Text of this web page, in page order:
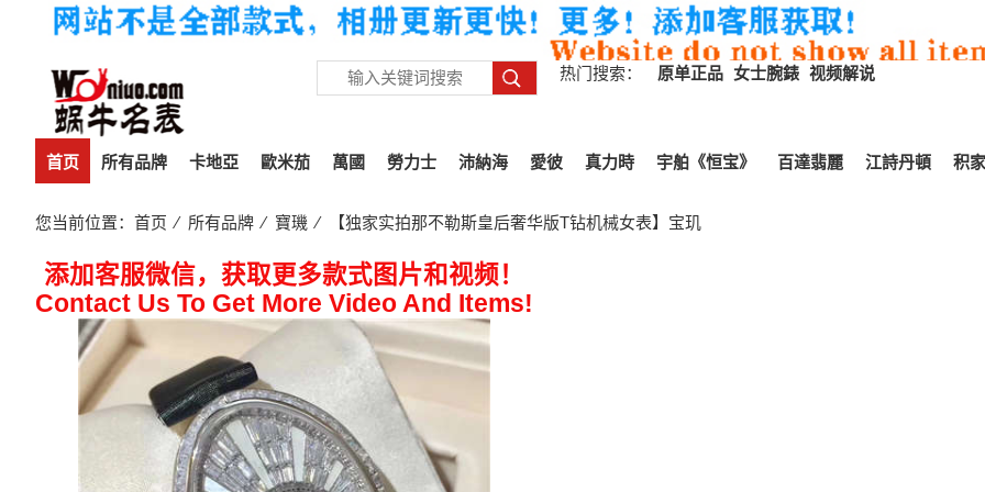
热门搜索： 原单正品 女士腕錶 视频解说
首页 所有品牌 卡地亞 歐米茄 萬國 勞力士 沛納海 愛彼 真力時 宇舶《恒宝》 百達翡麗 江詩丹頓 积家
您当前位置： 首页 ⁄ 所有品牌 ⁄ 寶璣 ⁄ 【独家实拍那不勒斯皇后奢华版T钻机械女表】宝玑
添加客服微信，获取更多款式图片和视频！
Contact Us To Get More Video And Items!